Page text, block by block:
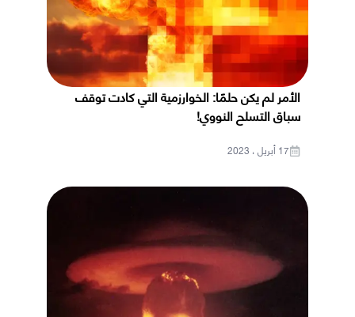
الأمر لم يكن حلمًا: الخوارزمية التي كادت توقف
سباق التسلح النووي!
17 أبريل ، 2023